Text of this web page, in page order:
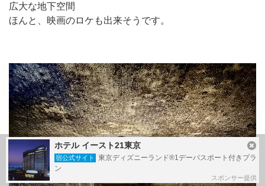
広大な地下空間
ほんと、映画のロケも出来そうです。
ホテル イースト21東京
宿公式サイト
東京ディズニーランド®1デーパスポート付きプラ
ン
スポンサー提供